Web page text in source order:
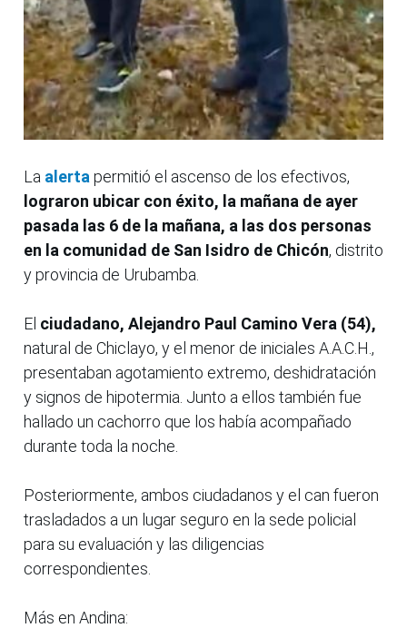
La alerta permitió el ascenso de los efectivos,
lograron ubicar con éxito, la mañana de ayer
pasada las 6 de la mañana, a las dos personas
en la comunidad de San Isidro de Chicón, distrito
y provincia de Urubamba.
El ciudadano, Alejandro Paul Camino Vera (54),
natural de Chiclayo, y el menor de iniciales A.A.C.H.,
presentaban agotamiento extremo, deshidratación
y signos de hipotermia. Junto a ellos también fue
hallado un cachorro que los había acompañado
durante toda la noche.
Posteriormente, ambos ciudadanos y el can fueron
trasladados a un lugar seguro en la sede policial
para su evaluación y las diligencias
correspondientes.
Más en Andina: